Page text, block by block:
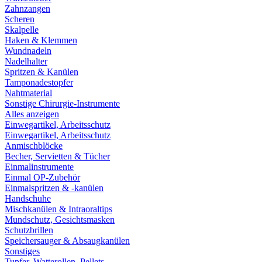
Zahnzangen
Scheren
Skalpelle
Haken & Klemmen
Wundnadeln
Nadelhalter
Spritzen & Kanülen
Tamponadestopfer
Nahtmaterial
Sonstige Chirurgie-Instrumente
Alles anzeigen
Einwegartikel, Arbeitsschutz
Einwegartikel, Arbeitsschutz
Anmischblöcke
Becher, Servietten & Tücher
Einmalinstrumente
Einmal OP-Zubehör
Einmalspritzen & -kanülen
Handschuhe
Mischkanülen & Intraoraltips
Mundschutz, Gesichtsmasken
Schutzbrillen
Speichersauger & Absaugkanülen
Sonstiges